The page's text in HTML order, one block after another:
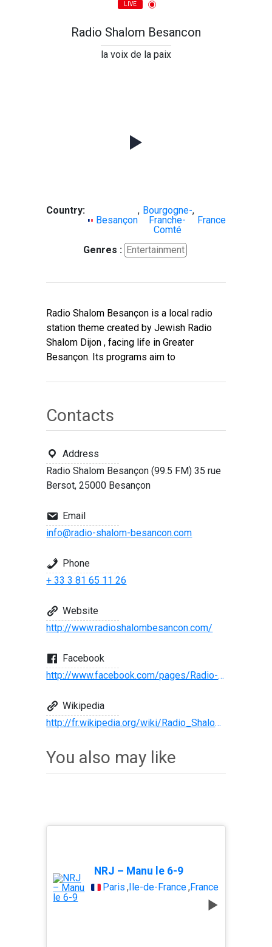
LIVE
Radio Shalom Besancon
la voix de la paix
Country:
Besançon
, Bourgogne-
Franche-
Comté
,
France
Genres : Entertainment
Radio Shalom Besançon is a local radio
station theme created by Jewish Radio
Shalom Dijon , facing life in Greater
Besançon. Its programs aim to
Contacts
Address
Radio Shalom Besançon (99.5 FM) 35 rue
Bersot, 25000 Besançon
Email
info@radio-shalom-besancon.com
Phone
+ 33 3 81 65 11 26
Website
http://www.radioshalombesancon.com/
Facebook
http://www.facebook.com/pages/Radio-Shalom-Besan%C3%A7on/267456890860
Wikipedia
http://fr.wikipedia.org/wiki/Radio_Shalom_Besançon
You also may like
NRJ – Manu le 6-9
Paris , Île-de-France,France